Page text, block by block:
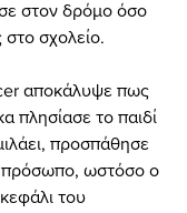
στον δρόμο όσο
στο σχολείο.
αποκάλυψε πως
πλησίασε το παιδί
προσπάθησε
πρόσωπο, ωστόσο ο
του